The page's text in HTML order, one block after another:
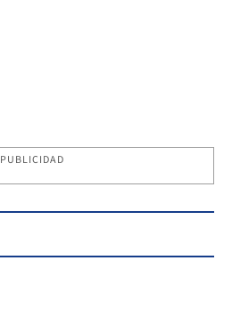
PUBLICIDAD